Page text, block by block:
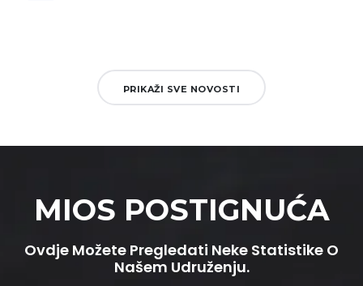
PRIKAŽI SVE NOVOSTI
MIOS POSTIGNUĆA
Ovdje Možete Pregledati Neke Statistike O
Našem Udruženju.